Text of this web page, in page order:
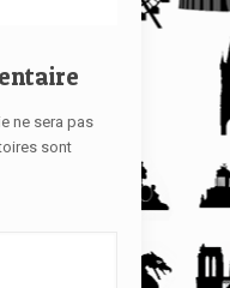
ne sera pas
sont